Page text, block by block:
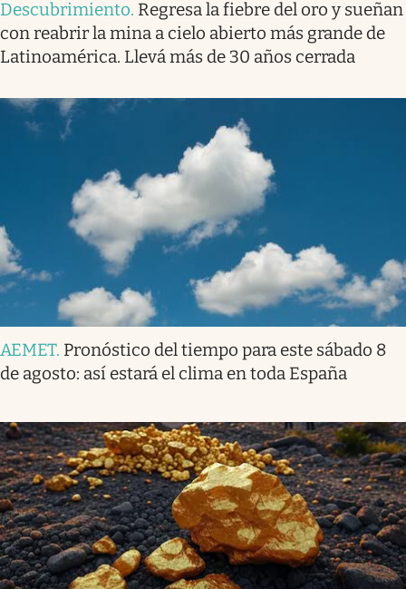
Descubrimiento. Regresa la fiebre del oro y sueñan
con reabrir la mina a cielo abierto más grande de
Latinoamérica. Llevá más de 30 años cerrada
AEMET. Pronóstico del tiempo para este sábado 8
de agosto: así estará el clima en toda España